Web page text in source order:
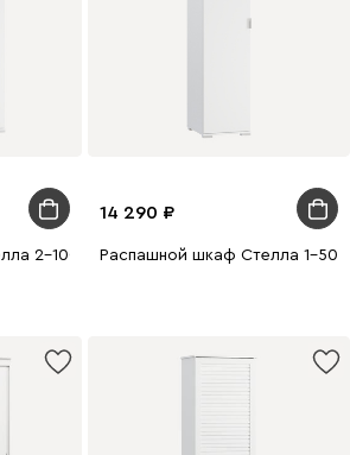
2-100x220 Белый
14 290
Распашной шкаф Стелла 1-